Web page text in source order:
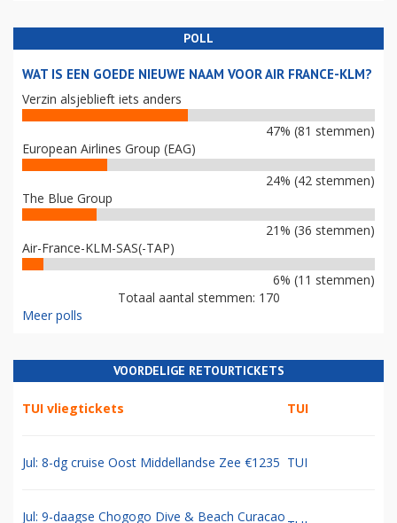
POLL
WAT IS EEN GOEDE NIEUWE NAAM VOOR AIR FRANCE-KLM?
Verzin alsjeblieft iets anders
47% (81 stemmen)
European Airlines Group (EAG)
24% (42 stemmen)
The Blue Group
21% (36 stemmen)
Air-France-KLM-SAS(-TAP)
6% (11 stemmen)
Totaal aantal stemmen: 170
Meer polls
VOORDELIGE RETOURTICKETS
TUI vliegtickets TUI
Jul: 8-dg cruise Oost Middellandse Zee €1235 TUI
Jul: 9-daagse Chogogo Dive & Beach Curacao